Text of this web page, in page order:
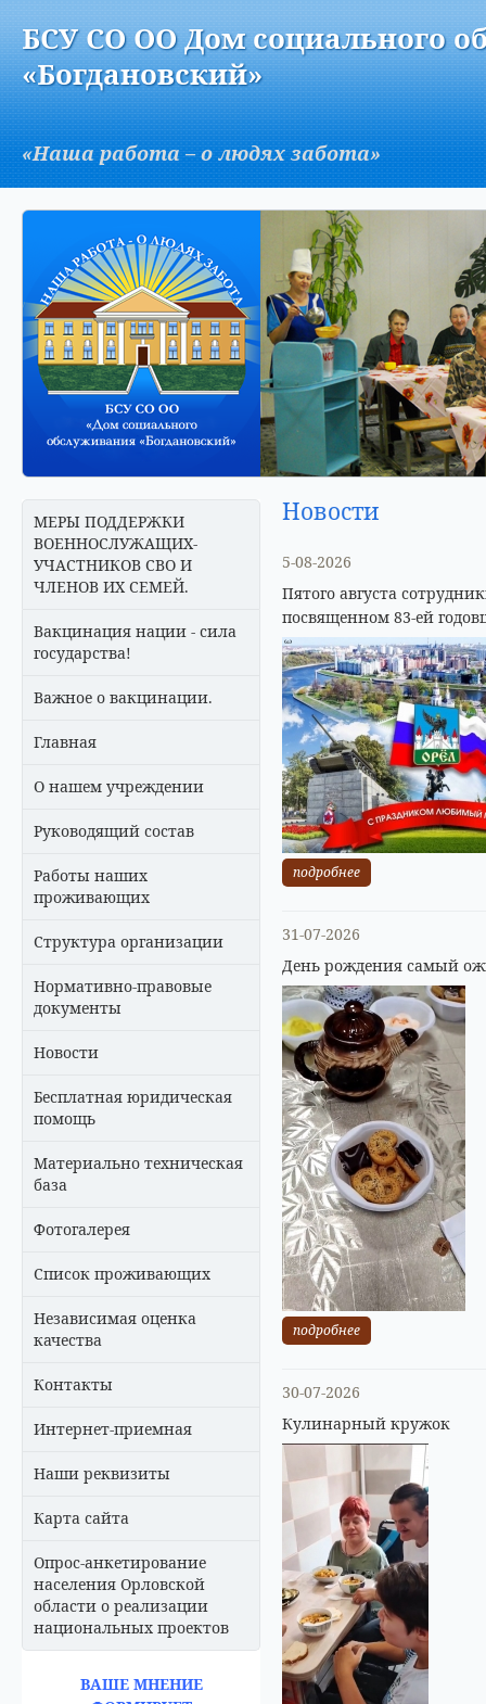
AБСУ СО ОО Дом социального
«Богдановский»
«Наша работа – о людях забота»
МЕРЫ ПОДДЕРЖКИ
ВОЕННОСЛУЖАЩИХ-
УЧАСТНИКОВ СВО И
ЧЛЕНОВ ИХ СЕМЕЙ.
Вакцинация нации - сила
государства!
Важное о вакцинации.
Главная
О нашем учреждении
Руководящий состав
Работы наших
проживающих
Структура организации
Нормативно-правовые
документы
Новости
Бесплатная юридическая
помощь
Материально техническая
база
Фотогалерея
Список проживающих
Независимая оценка
качества
Контакты
Интернет-приемная
Наши реквизиты
Карта сайта
Опрос-анкетирование
населения Орловской
области о реализации
национальных проектов
ВАШЕ МНЕНИЕ
Новости
5-08-2026
Пятого августа
посвященном 83-ей
подробнее
31-07-2026
День рождения самый
подробнее
30-07-2026
Кулинарный кружок